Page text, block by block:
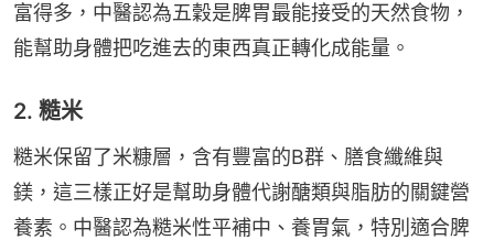
富得多，中醫認為五穀是脾胃最能接受的天然食物，
能幫助身體把吃進去的東西真正轉化成能量。
2. 糙米
糙米保留了米糠層，含有豐富的B群、膳食纖維與
鎂，這三樣正好是幫助身體代謝醣類與脂肪的關鍵營
養素。中醫認為糙米性平補中、養胃氣，特別適合脾